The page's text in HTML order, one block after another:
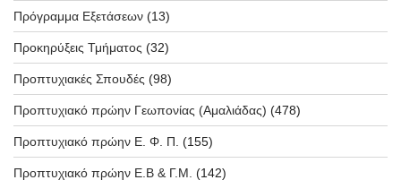
Πρόγραμμα Εξετάσεων (13)
Προκηρύξεις Τμήματος (32)
Προπτυχιακές Σπουδές (98)
Προπτυχιακό πρώην Γεωπονίας (Αμαλιάδας) (478)
Προπτυχιακό πρώην Ε. Φ. Π. (155)
Προπτυχιακό πρώην Ε.Β & Γ.Μ. (142)